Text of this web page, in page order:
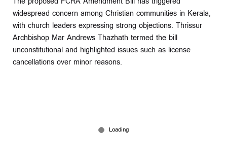
widespread concern among Christian communities in Kerala,
with church leaders expressing strong objections. Thrissur
Archbishop Mar Andrews Thazhath termed the bill
unconstitutional and highlighted issues such as license
cancellations over minor reasons.